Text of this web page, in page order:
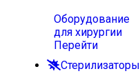
Оборудование
для хирургии
Перейти
Стерилизаторы